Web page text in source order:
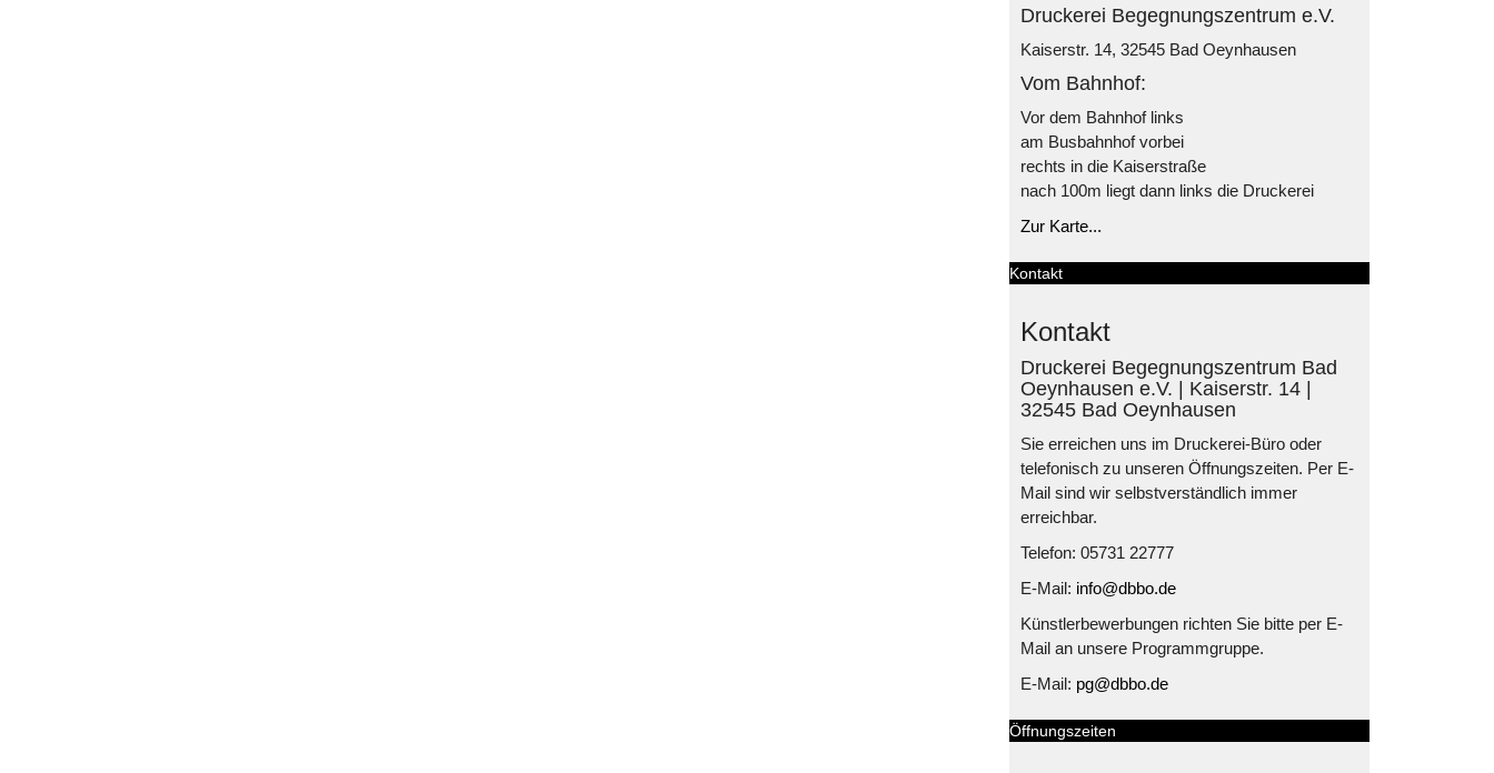
Druckerei Begegnungszentrum e.V.
Kaiserstr. 14, 32545 Bad Oeynhausen
Vom Bahnhof:
Vor dem Bahnhof links
am Busbahnhof vorbei
rechts in die Kaiserstraße
nach 100m liegt dann links die Druckerei
Zur Karte...
Kontakt
Kontakt
Druckerei Begegnungszentrum Bad
Oeynhausen e.V. | Kaiserstr. 14 |
32545 Bad Oeynhausen
Sie erreichen uns im Druckerei-Büro oder
telefonisch zu unseren Öffnungszeiten. Per E-
Mail sind wir selbstverständlich immer
erreichbar.
Telefon: 05731 22777
E-Mail: info@dbbo.de
Künstlerbewerbungen richten Sie bitte per E-
Mail an unsere Programmgruppe.
E-Mail: pg@dbbo.de
Öffnungszeiten